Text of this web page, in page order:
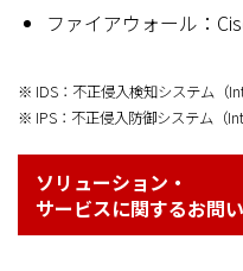
ファイアウォール：
※ IDS：不正侵入検知システム（
※ IPS：不正侵入防御システム（
ソリューション・
サービスに関するお問